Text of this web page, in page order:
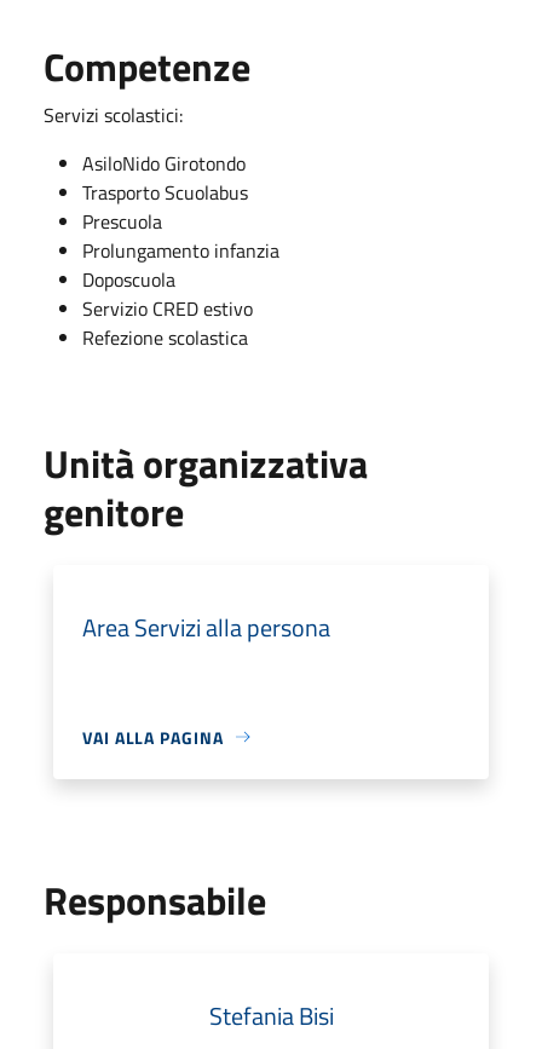
Competenze
Servizi scolastici:
AsiloNido Girotondo
Trasporto Scuolabus
Prescuola
Prolungamento infanzia
Doposcuola
Servizio CRED estivo
Refezione scolastica
Unità organizzativa
genitore
Area Servizi alla persona
VAI ALLA PAGINA
Responsabile
Stefania Bisi